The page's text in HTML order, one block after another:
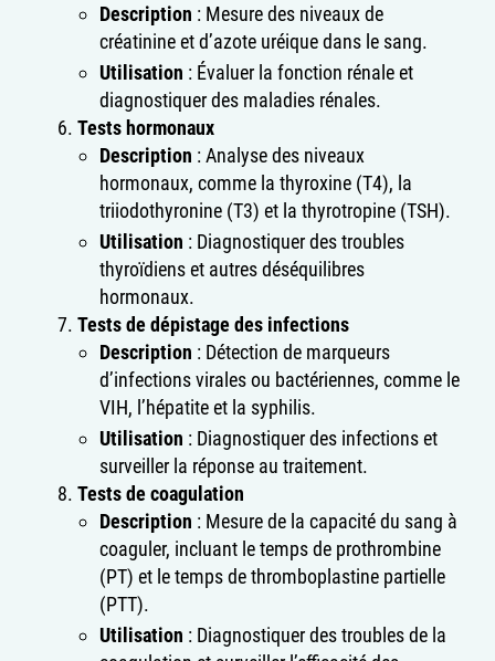
Description : Mesure des niveaux de
créatinine et d’azote uréique dans le sang.
Utilisation : Évaluer la fonction rénale et
diagnostiquer des maladies rénales.
Tests hormonaux
Description : Analyse des niveaux
hormonaux, comme la thyroxine (T4), la
triiodothyronine (T3) et la thyrotropine (TSH).
Utilisation : Diagnostiquer des troubles
thyroïdiens et autres déséquilibres
hormonaux.
Tests de dépistage des infections
Description : Détection de marqueurs
d’infections virales ou bactériennes, comme le
VIH, l’hépatite et la syphilis.
Utilisation : Diagnostiquer des infections et
surveiller la réponse au traitement.
Tests de coagulation
Description : Mesure de la capacité du sang à
coaguler, incluant le temps de prothrombine
(PT) et le temps de thromboplastine partielle
(PTT).
Utilisation : Diagnostiquer des troubles de la